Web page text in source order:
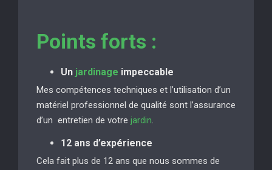
Points forts :
Un jardinage impeccable
Mes compétences techniques et l’utilisation d’un
matériel professionnel de qualité sont l’assurance
d’un entretien de votre jardin.
12 ans d’expérience
Cela fait plus de 12 ans que nous sommes de